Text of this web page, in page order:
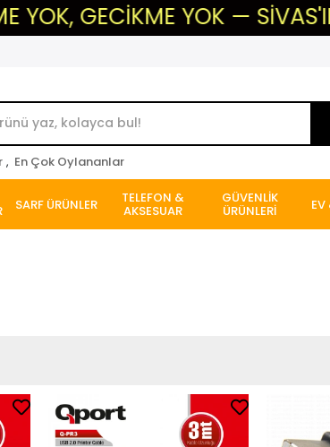
YOK — SİVAS'IN
, En Çok Oylananlar
SARF ÜRÜNLER TELEFON &
AKSESUAR
GÜVENLİK
ÜRÜNLERİ